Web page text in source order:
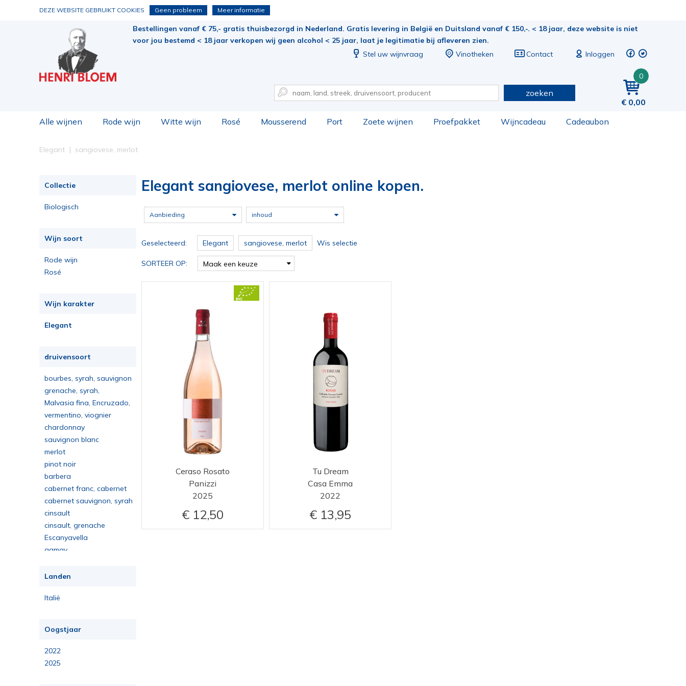
DEZE WEBSITE GEBRUIKT COOKIES Geen probleem Meer informatie
Bestellingen vanaf € 75,- gratis thuisbezorgd in Nederland. Gratis levering in België en Duitsland vanaf € 150,-. < 18 jaar, deze website is niet
voor jou bestemd < 18 jaar verkopen wij geen alcohol < 25 jaar, laat je legitimatie bij afleveren zien.
Stel uw wijnvraag
Vinotheken Contact Inloggen
0
0,00
zoeken
Alle wijnen Rode wijn Witte wijn Rosé Mousserend Port Zoete wijnen Proefpakket Wijncadeau Cadeaubon
Elegant sangiovese, merlot
Collectie
Biologisch
Wijn soort
Rode wijn
Rosé
Wijn karakter
Elegant
druivensoort
bourbes, syrah, sauvignon
blanc, grenache, cinsault
grenache, syrah,
vermentino
Malvasia fina, Encruzado,
Bical
vermentino, viognier
chardonnay
sauvignon blanc
merlot
pinot noir
barbera
cabernet franc, cabernet
sauvignon, merlot
cabernet sauvignon, syrah
cinsault
cinsault, grenache
Escanyavella
gamay
glera
grenache noir, grenache
clairette, bourboulenc
grenache, syrah,
mourvèdre
grüner veltliner
Loureiro
Landen
Italië
Oogstjaar
2022
2025
Elegant sangiovese, merlot online kopen.
Aanbieding inhoud
Geselecteerd: Elegant sangiovese, merlot Wis selectie
SORTEER OP: Maak een keuze
Ceraso Rosato
Panizzi
2025
12,50
Tu Dream
Casa Emma
2022
13,95